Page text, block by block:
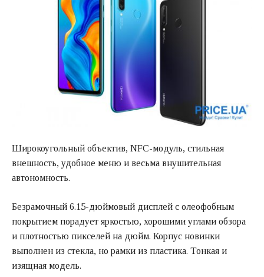
Широкоугольный объектив, NFC-модуль, стильная
внешность, удобное меню и весьма внушительная
автономность.
Безрамочный 6.15-дюймовый дисплей с олеофобным
покрытием порадует яркостью, хорошими углами обзора
и плотностью пикселей на дюйм. Корпус новинки
выполнен из стекла, но рамки из пластика. Тонкая и
изящная модель.